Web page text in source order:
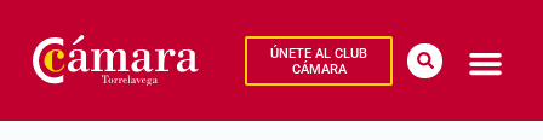
ÚNETE AL CLUB
CÁMARA